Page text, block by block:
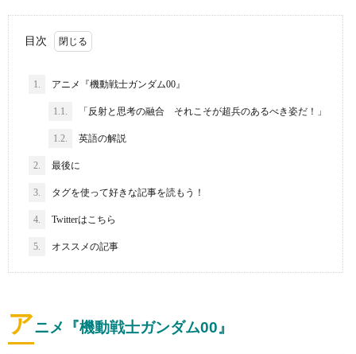
目次
1. アニメ『機動戦士ガンダム00』
1.1. 「反射と思考の融合 それこそが超兵のあるべき姿だ！」
1.2. 英語の解説
2. 最後に
3. タグを使って好きな記事を読もう！
4. Twitterはこちら
5. オススメの記事
アニメ『機動戦士ガンダム00』